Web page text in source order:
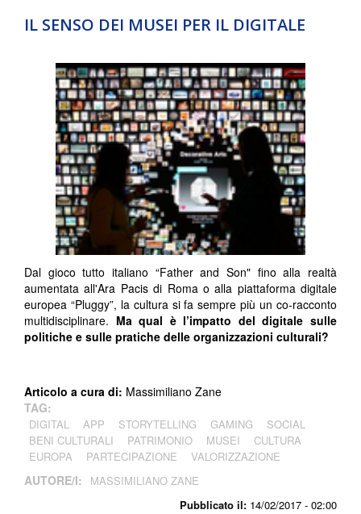
IL SENSO DEI MUSEI PER IL DIGITALE
Pubblicato il: 14/02/2017 - 02:00
Dal gioco tutto italiano “Father and Son" fino alla realtà
aumentata all'Ara Pacis di Roma o alla piattaforma digitale
europea “Pluggy”, la cultura si fa sempre più un co-racconto
multidisciplinare. Ma qual è l’impatto del digitale sulle
politiche e sulle pratiche delle organizzazioni culturali?
Articolo a cura di: Massimiliano Zane
TAG:
DIGITAL APP STORYTELLING GAMING
SOCIAL
BENI CULTURALI
PATRIMONIO MUSEI
CULTURA
EUROPA
PARTECIPAZIONE VALORIZZAZIONE
AUTORE/I: MASSIMILIANO ZANE